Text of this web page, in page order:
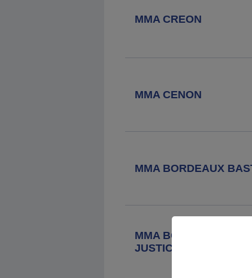
Bordeaux Barriere
91 Bis Rue Stehelin, 33200 Bordeaux
MMA CREON
MMA CENON
MMA BORDEAUX
MMA BORDEAUX
JUSTICE